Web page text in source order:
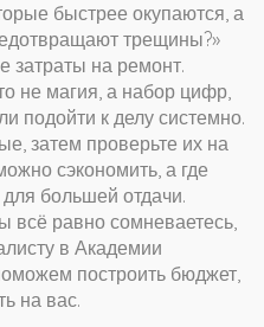
быстрее окупаются, а
трещины?»
затраты на ремонт.
не магия, а набор цифр,
подойти к делу системно.
затем проверьте их на
сэкономить, а где
большей отдачи.
всё равно сомневаетесь,
в Академии
построить бюджет,
на вас.